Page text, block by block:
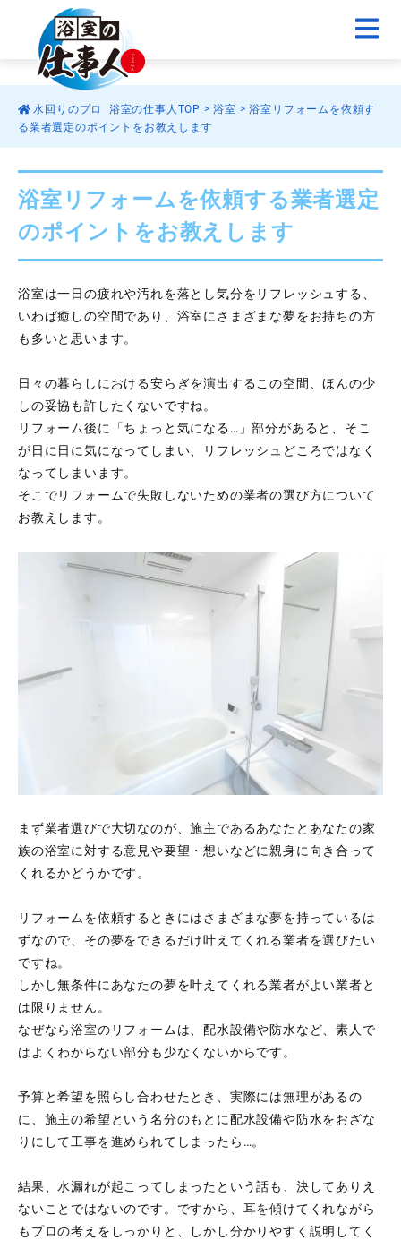
水回りのプロ 浴室の仕事人TOP >浴室 >浴室リフォームを依頼す
る業者選定のポイントをお教えします
浴室リフォームを依頼する業者選定
のポイントをお教えします
浴室は一日の疲れや汚れを落とし気分をリフレッシュする、
いわば癒しの空間であり、浴室にさまざまな夢をお持ちの方
も多いと思います。
日々の暮らしにおける安らぎを演出するこの空間、ほんの少
しの妥協も許したくないですね。
リフォーム後に「ちょっと気になる…」部分があると、そこ
が日に日に気になってしまい、リフレッシュどころではなく
なってしまいます。
そこでリフォームで失敗しないための業者の選び方について
お教えします。
まず業者選びで大切なのが、施主であるあなたとあなたの家
族の浴室に対する意見や要望・想いなどに親身に向き合って
くれるかどうかです。
リフォームを依頼するときにはさまざまな夢を持っているは
ずなので、その夢をできるだけ叶えてくれる業者を選びたい
ですね。
しかし無条件にあなたの夢を叶えてくれる業者がよい業者と
は限りません。
なぜなら浴室のリフォームは、配水設備や防水など、素人で
はよくわからない部分も少なくないからです。
予算と希望を照らし合わせたとき、実際には無理があるの
に、施主の希望という名分のもとに配水設備や防水をおざな
りにして工事を進められてしまったら…。
結果、水漏れが起こってしまったという話も、決してありえ
ないことではないのです。ですから、耳を傾けてくれながら
もプロの考えをしっかりと、しかし分かりやすく説明してく